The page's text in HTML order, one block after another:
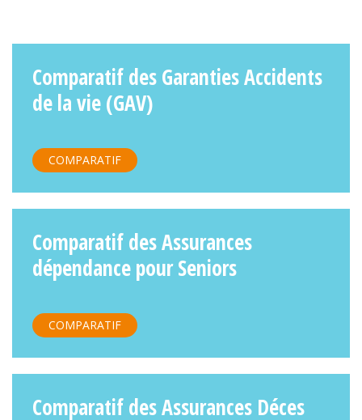
Comparatif des Garanties Accidents
de la vie (GAV)
COMPARATIF
Comparatif des Assurances
dépendance pour Seniors
COMPARATIF
Comparatif des Assurances Déces